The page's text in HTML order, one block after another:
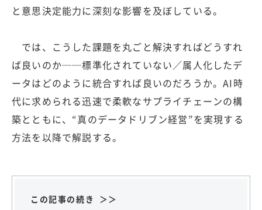
と意思決定能力に深刻な影響を及ぼしている。
では、こうした課題を丸ごと解決すればどうすれ
ば良いのか──標準化されていない／属人化したデ
ータはどのように統合すれば良いのだろうか。AI時
代に求められる迅速で柔軟なサプライチェーンの構
築とともに、“真のデータドリブン経営”を実現する
方法を以降で解説する。
この記事の続き ＞＞